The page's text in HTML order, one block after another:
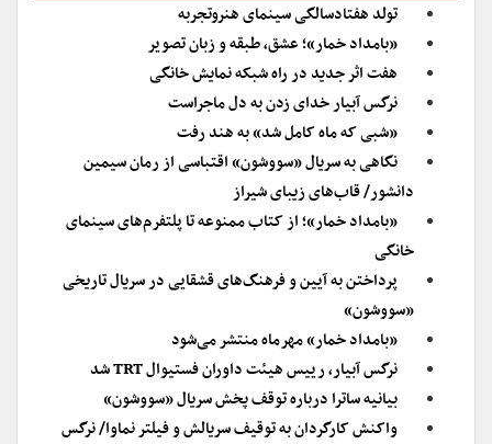
تولد هفتادسالگی سینمای هنروتجربه
«بامداد خمار»؛ عشق، طبقه و زبان تصویر
هفت اثر جدید در راه شبکه نمایش خانگی
نرگس آبیار خدای زدن به دل ماجراست
«شبی که ماه کامل شد» به هند رفت
نگاهی به سریال «سووشون» اقتباسی از رمان سیمین
دانشور/ قاب‌های زیبای شیراز
«بامداد خمار»؛ از کتاب ممنوعه تا پلتفرم‌های سینمای
خانگی
پرداختن به آیین و فرهنگ‌های قشقایی در سریال تاریخی
«سووشون»
«بامداد خمار» مهرماه منتشر می‌شود
نرگس آبیار، رییس هیئت داوران فستیوال TRT شد
بیانیه ساترا درباره توقف پخش سریال «سووشون»
واکنش کارگردان به توقیف سریالش و فیلتر نماوا/ نرگس